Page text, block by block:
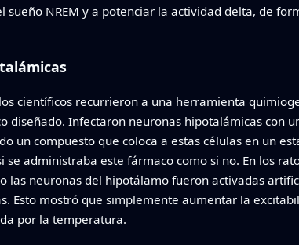
NREM y a potenciar la actividad delta, de
científicos recurrieron a una herramienta
Infectaron neuronas hipotalámicas con
un compuesto que coloca a estas células en un
administraba este fármaco como si no. En los
las neuronas del hipotálamo fueron activadas
Esto mostró que simplemente aumentar la
por la temperatura.